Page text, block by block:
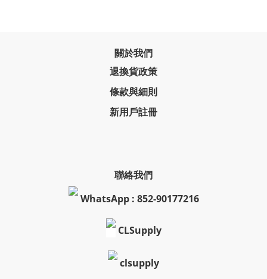
關於我們
退換貨政策
條款與細則
新用戶註冊
聯絡我們
WhatsApp : 852-90177216
CLSupply
clsupply